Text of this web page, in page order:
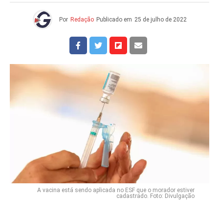
Por Redação Publicado em 25 de julho de 2022
A vacina está sendo aplicada no ESF que o morador estiver
cadastrado. Foto: Divulgação